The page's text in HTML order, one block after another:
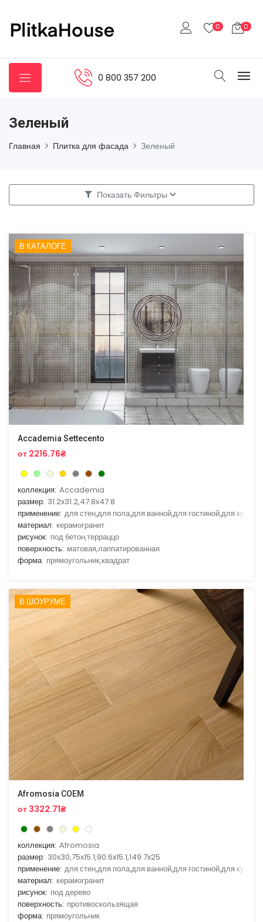
0 0
0 800 357 200
Зеленый
Главная Плитка для фасада Зеленый
Показать Фильтры
В КАТАЛОГЕ
Accademia Settecento
от 2216.76₴
коллекция: Accademia
размер: 31.2x31.2,47.8x47.8
применение: для стен,для пола,для ванной,для гостиной,для кухни
материал: керамогранит
рисунок: под бетон,терраццо
поверхность: матовая,лаппатированная
форма: прямоугольник,квадрат
В ШОУРУМЕ
Afromosia COEM
от 3322.71₴
коллекция: Afromosia
размер: 30x30,75x15.1,90.6x15.1,149.7x25
применение: для стен,для пола,для ванной,для гостиной,для кухни
материал: керамогранит
рисунок: под дерево
поверхность: противоскользящая
форма: прямоугольник